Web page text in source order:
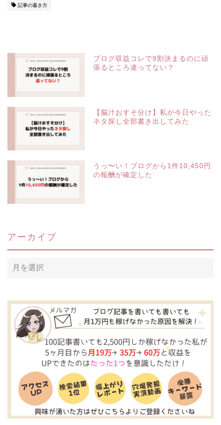
記事の書き方
ブログ収益コレで9割決まるのに頑
張るところ違ってない？
【脳汁おすそ分け】私が今日やった
ネタ探し全部書き出してみた
うっ〜い！ブログから1件10,450円
の報酬が確定した
アーカイブ
ア
ー
ブ